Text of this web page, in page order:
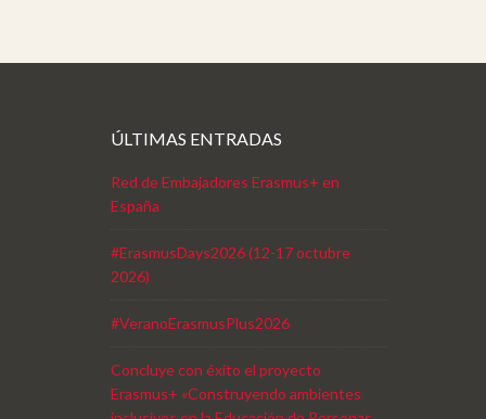
ÚLTIMAS ENTRADAS
Red de Embajadores Erasmus+ en
España
#ErasmusDays2026 (12-17 octubre
2026)
#VeranoErasmusPlus2026
Concluye con éxito el proyecto
Erasmus+ «Construyendo ambientes